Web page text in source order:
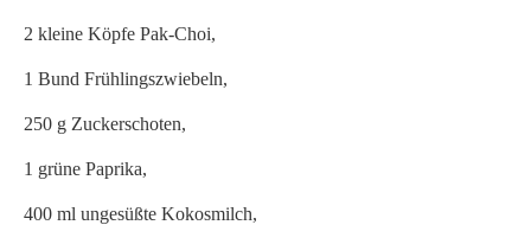
2 kleine Köpfe Pak-Choi,
1 Bund Frühlingszwiebeln,
250 g Zuckerschoten,
1 grüne Paprika,
400 ml ungesüßte Kokosmilch,